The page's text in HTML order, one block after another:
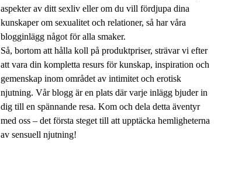
aspekter av ditt sexliv eller om du vill fördjupa dina
kunskaper om sexualitet och relationer, så har våra
blogginlägg något för alla smaker.
Så, bortom att hålla koll på produktpriser, strävar vi efter
att vara din kompletta resurs för kunskap, inspiration och
gemenskap inom området av intimitet och erotisk
njutning. Vår blogg är en plats där varje inlägg bjuder in
dig till en spännande resa. Kom och dela detta äventyr
med oss – det första steget till att upptäcka hemligheterna
av sensuell njutning!